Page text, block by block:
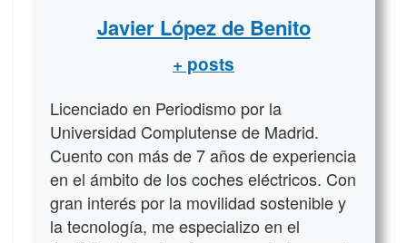
Javier López de Benito
+ posts
Licenciado en Periodismo por la
Universidad Complutense de Madrid.
Cuento con más de 7 años de experiencia
en el ámbito de los coches eléctricos. Con
gran interés por la movilidad sostenible y
la tecnología, me especializo en el